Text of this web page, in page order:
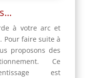
à votre arc et
Pour faire suite à
proposons des
Ce
est